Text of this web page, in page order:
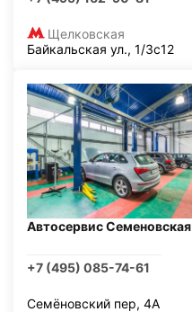
Щелковская
Байкальская ул., 1/3с12
Автосервис Семеновская
+7 (495) 085-74-61
Семёновский пер, 4А